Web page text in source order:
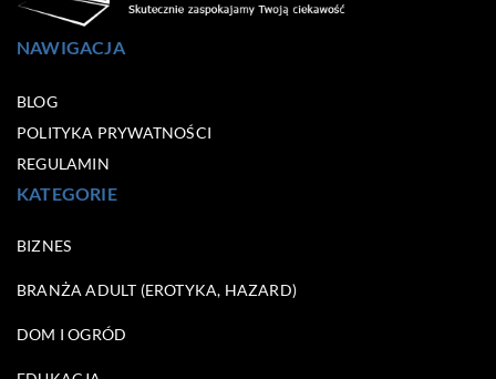
NAWIGACJA
BLOG
POLITYKA PRYWATNOŚCI
REGULAMIN
KATEGORIE
BIZNES
BRANŻA ADULT (EROTYKA, HAZARD)
DOM I OGRÓD